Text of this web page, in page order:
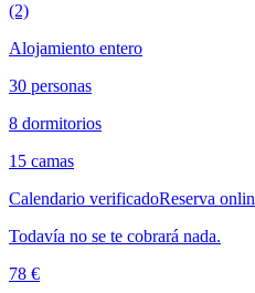
(2)
Alojamiento entero
30 personas
8 dormitorios
15 camas
Calendario verificadoReserva
Todavía no se te cobrará nada.
78 €